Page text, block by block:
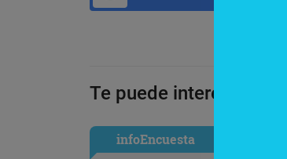
Te puede interesar:
infoEncuesta